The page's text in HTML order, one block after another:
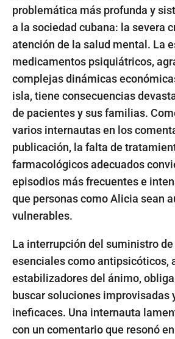
problemática más profunda y
a la sociedad cubana: la severa
atención de la salud mental. La
medicamentos psiquiátricos,
complejas dinámicas
isla, tiene consecuencias
de pacientes y sus familias.
varios internautas en los
publicación, la falta de
farmacológicos adecuados
episodios más frecuentes e
que personas como Alicia sean
vulnerables.
La interrupción del suministro
esenciales como antipsicóticos,
estabilizadores del ánimo,
buscar soluciones improvisadas
ineficaces. Una internauta
con un comentario que resonó